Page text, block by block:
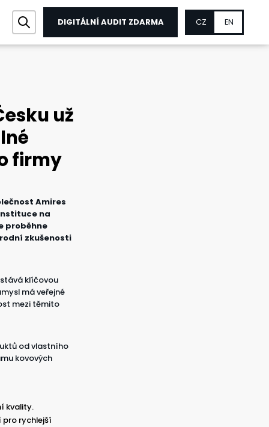
DIGITÁLNÍ AUDIT ZDARMA CZ EN
už
firmy
Amires
na
proběhne
zkušenosti
klíčovou
má veřejné
mezi těmito
od vlastního
kovových
kvality.
pro rychlejší